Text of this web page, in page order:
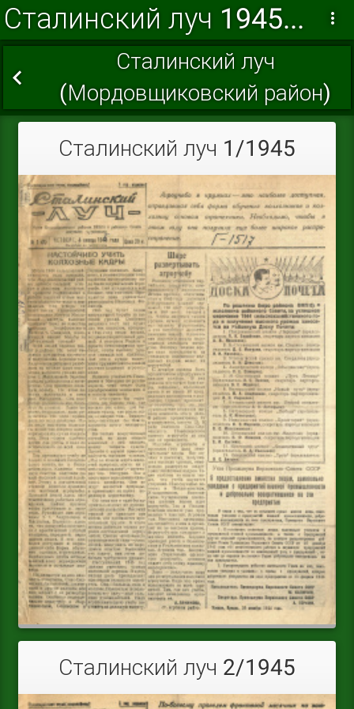
Сталинский луч 1945 г.
Сталинский луч
(Мордовщиковский район)
Сталинский луч 1/1945
Сталинский луч 2/1945